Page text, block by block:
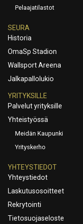
Pelaajatilastot
SEURA
Historia
OmaSp Stadion
Wallsport Areena
Jalkapallolukio
YRITYKSILLE
Palvelut yrityksille
Yhteistyössä
Meidän Kaupunki
Yrityskerho
YHTEYSTIEDOT
Yhteystiedot
Laskutusosoitteet
Rekrytointi
Tietosuojaseloste